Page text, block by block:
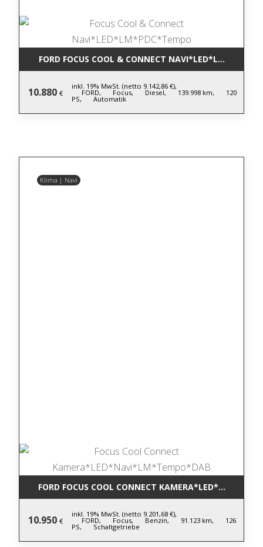
FORD FOCUS COOL & CONNECT
10.880 €
inkl. 19% MwSt. (netto 9.142,86 €),
FORD, Focus, Diesel, 139.998 km, 120
PS, Automatik
Klima | Navi
FORD FOCUS COOL CONNECT
10.950 €
inkl. 19% MwSt. (netto 9.201,68 €),
FORD, Focus, Benzin, 91.123 km, 126
PS, Schaltgetriebe